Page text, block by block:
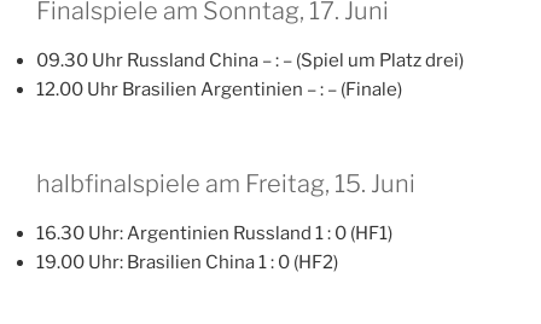
Finalspiele am Sonntag, 17. Juni
09.30 Uhr Russland China – : – (Spiel um Platz drei)
12.00 Uhr Brasilien Argentinien – : – (Finale)
halbfinalspiele am Freitag, 15. Juni
16.30 Uhr: Argentinien Russland 1 : 0 (HF1)
19.00 Uhr: Brasilien China 1 : 0 (HF2)